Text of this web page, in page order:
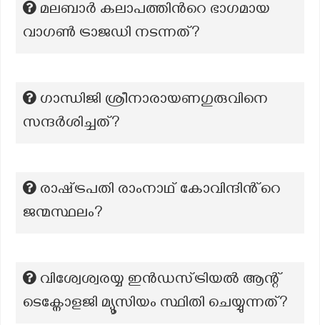
മലബാര്‍ കലാപത്തിന്‍റെ ഭാഗമായ
വാഗണ്‍ ട്രാജഡി നടന്നത്?
ഗാന്ധിജി ശ്രീനാരായണഗുരുവിനെ
സന്ദര്‍ശിച്ചത്?
രാഷ്‌ട്രപതി രാംനാഥ് കോവിന്ദിൻ്റെ
ജന്മസ്ഥലം?
വിശ്വേശ്വരയ്യ ഇൻഡസ്ട്രിയൽ ആന്റ്
ടെക്നോളജി മ്യൂസിയം സ്ഥിതി ചെയ്യുന്നത്?